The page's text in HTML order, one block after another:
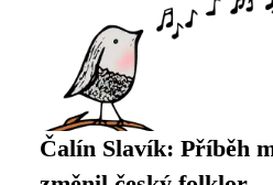
Čalín Slavík: Příběh